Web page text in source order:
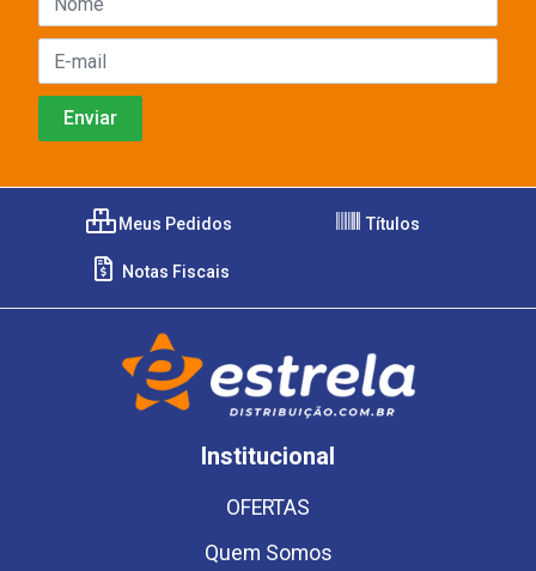
Meus Pedidos Títulos
Notas Fiscais
Institucional
OFERTAS
Quem Somos